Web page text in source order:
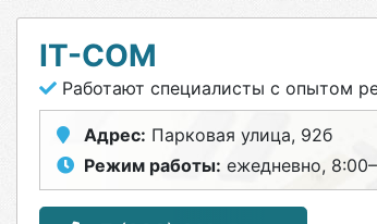
IT-COM
Работают специалисты с опытом
Адрес: Парковая улица, 92б
Режим работы: ежедневно,